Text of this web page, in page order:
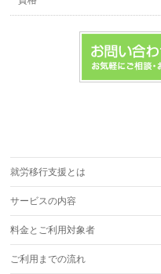
就労移行支援とは
サービスの内容
料金とご利用対象者
ご利用までの流れ